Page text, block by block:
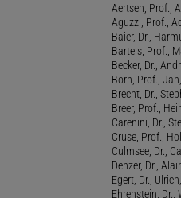
Aertsen, Prof.,
Aguzzi, Prof.,
Baier, Dr.,
Bartels, Prof.,
Becker, Dr.,
Born, Prof.,
Brecht, Dr.,
Breer, Prof.,
Carenini, Dr.,
Cruse, Prof.,
Culmsee, Dr.,
Denzer, Dr.,
Egert, Dr.,
Ehrenstein, Dr.,